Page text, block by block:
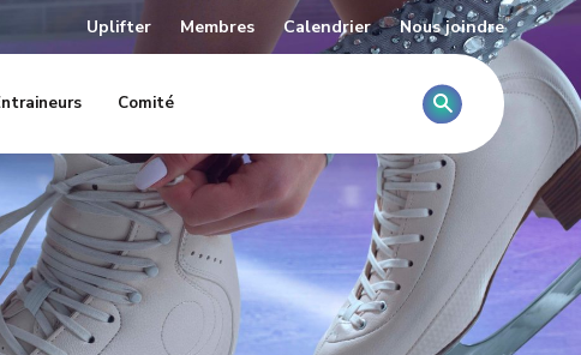
Uplifter Membres Calendrier Nous joindre
Comité Rechercher